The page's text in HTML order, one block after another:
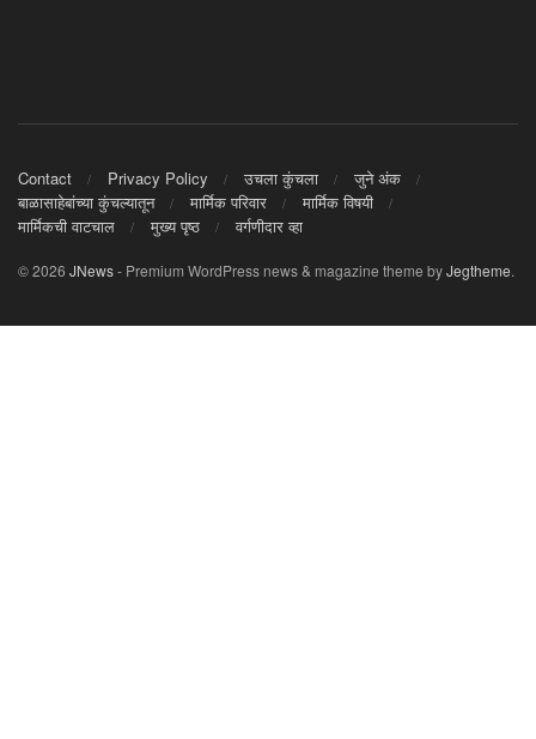
Contact Privacy Policy उचला कुंचला
जुने अंक
बाळासाहेबांच्या कुंचल्यातून
मार्मिक परिवार
मार्मिक विषयी
मार्मिकची वाटचाल
मुख्य पृष्ठ वर्गणीदार व्हा
© 2026 JNews- Premium WordPress news & magazine theme byJegtheme.